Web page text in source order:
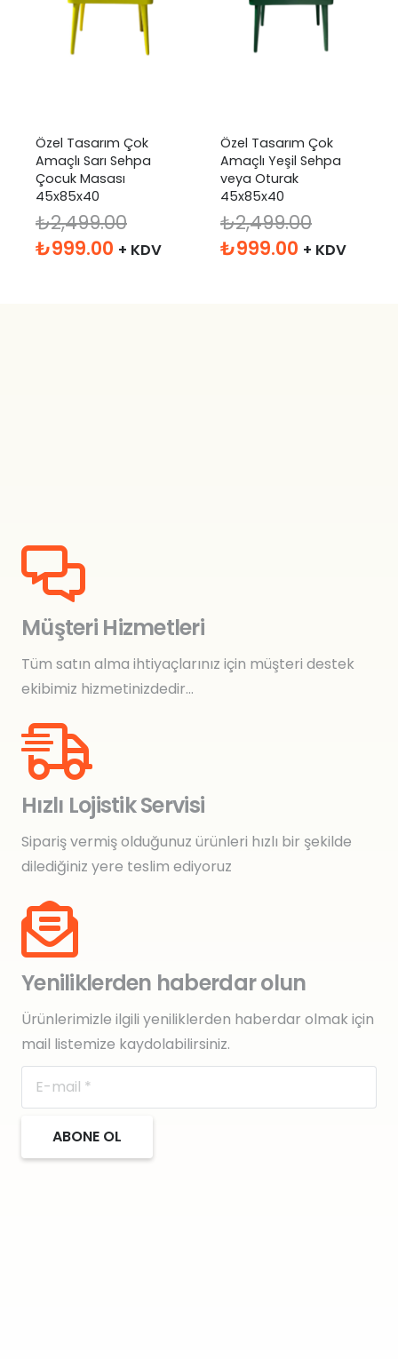
Özel Tasarım Çok
Amaçlı Sarı Sehpa
Çocuk Masası
45x85x40
₺2,499.00
Orijinal
₺999.00 Şu
+ KDV
Özel Tasarım Çok
Amaçlı Yeşil Sehpa
veya Oturak
45x85x40
₺2,499.00
Orijinal
₺999.00 Şu
+ KDV
Müşteri Hizmetleri
Tüm satın alma ihtiyaçlarınız için müşteri destek
ekibimiz hizmetinizdedir…
Hızlı Lojistik Servisi
Sipariş vermiş olduğunuz ürünleri hızlı bir şekilde
dilediğiniz yere teslim ediyoruz
Yeniliklerden haberdar olun
Ürünlerimizle ilgili yeniliklerden haberdar olmak için
mail listemize kaydolabilirsiniz.
ABONE OL